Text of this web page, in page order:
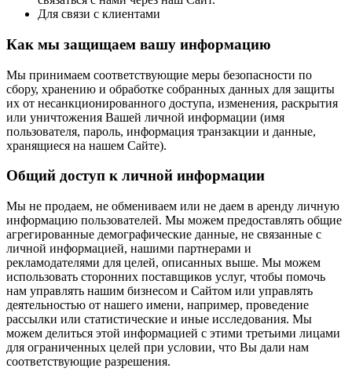
Для связи с клиентами
Как мы защищаем вашу информацию
Мы принимаем соответствующие меры безопасности по
сбору, хранению и обработке собранных данных для защиты
их от несанкционированного доступа, изменения, раскрытия
или уничтожения Вашей личной информации (имя
пользователя, пароль, информация транзакции и данные,
хранящиеся на нашем Сайте).
Общий доступ к личной информации
Мы не продаем, не обмениваем или не даем в аренду личную
информацию пользователей. Мы можем предоставлять общие
агрегированные демографические данные, не связанные с
личной информацией, нашими партнерами и
рекламодателями для целей, описанных выше. Мы можем
использовать сторонних поставщиков услуг, чтобы помочь
нам управлять нашим бизнесом и Сайтом или управлять
деятельностью от нашего имени, например, проведение
рассылки или статистические и иные исследования. Мы
можем делиться этой информацией с этими третьими лицами
для ограниченных целей при условии, что Вы дали нам
соответствующие разрешения.